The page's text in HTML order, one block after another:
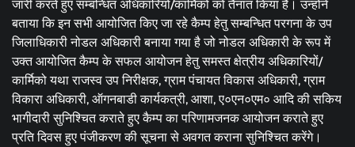
जारी करते हुए सम्बन्धित अधिकारियों/कार्मिकों को तैनात किया है। उन्होंने
बताया कि इन सभी आयोजित किए जा रहे कैम्प हेतु सम्बन्धित परगना के उप
जिलाधिकारी नोडल अधिकारी बनाया गया है जो नोडल अधिकारी के रूप में
उक्त आयोजित कैम्प के सफल आयोजन हेतु समस्त क्षेत्रीय अधिकारियों/
कार्मिको यथा राजस्व उप निरीक्षक, ग्राम पंचायत विकास अधिकारी, ग्राम
विकारा अधिकारी, ऑगनबाडी कार्यकत्री, आशा, ए०एन०एम० आदि की सकिय
भागीदारी सुनिश्चित कराते हुए कैम्प का परिणामजनक आयोजन कराते हुए
प्रति दिवस हुए पंजीकरण की सूचना से अवगत कराना सुनिश्चित करेंगे।